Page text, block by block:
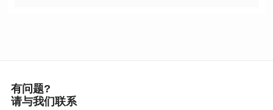
有问题?
请与我们联系